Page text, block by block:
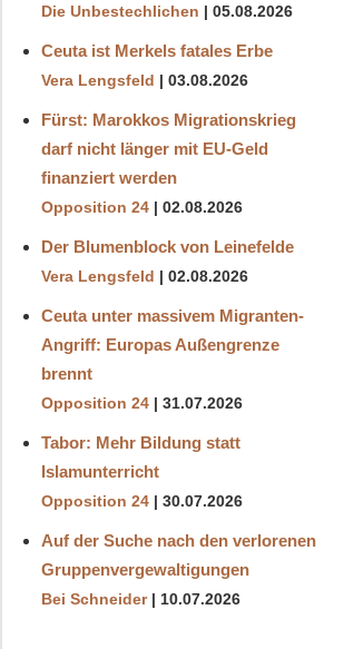
Die Unbestechlichen 05.08.2026
Ceuta ist Merkels fatales Erbe
Vera Lengsfeld 03.08.2026
Fürst: Marokkos Migrationskrieg
darf nicht länger mit EU-Geld
finanziert werden
Opposition 24 02.08.2026
Der Blumenblock von Leinefelde
Vera Lengsfeld 02.08.2026
Ceuta unter massivem Migranten-
Angriff: Europas Außengrenze
brennt
Opposition 24 31.07.2026
Tabor: Mehr Bildung statt
Islamunterricht
Opposition 24 30.07.2026
Auf der Suche nach den verlorenen
Gruppenvergewaltigungen
Bei Schneider 10.07.2026